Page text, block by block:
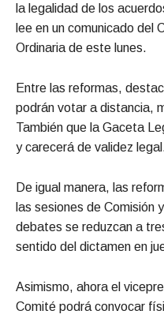
la legalidad de los
lee en un comunicado del
Ordinaria de este lunes.
Entre las reformas,
podrán votar a distancia,
También que la Gaceta
y carecerá de validez
De igual manera, las
las sesiones de Comisión
debates se reduzcan a
sentido del dictamen en
Asimismo, ahora el
Comité podrá convocar